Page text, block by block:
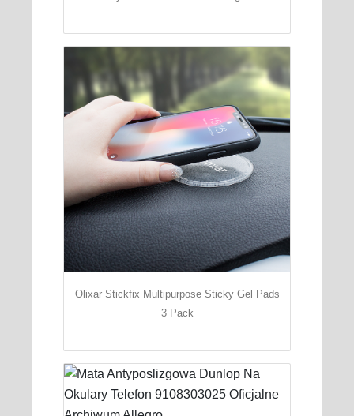
Olixar Stickfix Multipurpose Sticky Gel Pads
3 Pack